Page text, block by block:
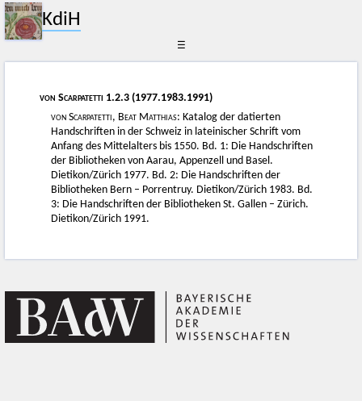
KdiH
☰
von Scarpatetti 1.2.3 (1977.1983.1991)
von Scarpatetti, Beat Matthias: Katalog der datierten
Handschriften in der Schweiz in lateinischer Schrift vom
Anfang des Mittelalters bis 1550. Bd. 1: Die Handschriften
der Bibliotheken von Aarau, Appenzell und Basel.
Dietikon/Zürich 1977. Bd. 2: Die Handschriften der
Bibliotheken Bern – Porrentruy. Dietikon/Zürich 1983. Bd.
3: Die Handschriften der Bibliotheken St. Gallen – Zürich.
Dietikon/Zürich 1991.